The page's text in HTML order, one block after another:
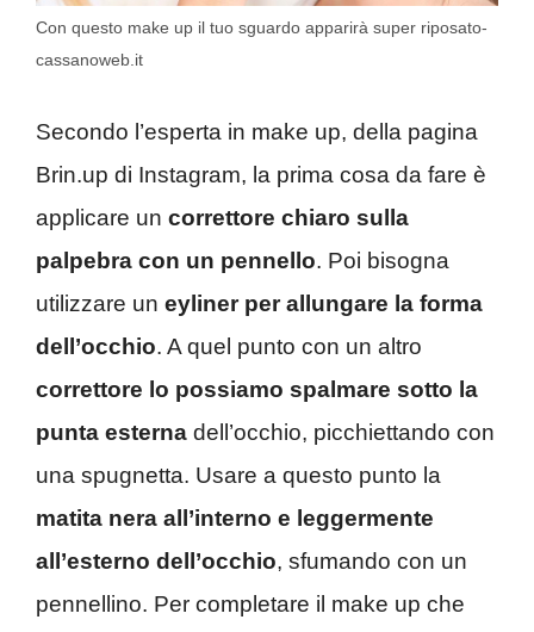
Con questo make up il tuo sguardo apparirà super riposato-
cassanoweb.it
Secondo l’esperta in make up, della pagina
Brin.up di Instagram, la prima cosa da fare è
applicare un correttore chiaro sulla
palpebra con un pennello. Poi bisogna
utilizzare un eyliner per allungare la forma
dell’occhio. A quel punto con un altro
correttore lo possiamo spalmare sotto la
punta esterna dell’occhio, picchiettando con
una spugnetta. Usare a questo punto la
matita nera all’interno e leggermente
all’esterno dell’occhio, sfumando con un
pennellino. Per completare il make up che